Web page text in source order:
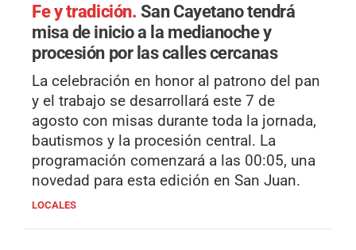
Fe y tradición. San Cayetano tendrá
misa de inicio a la medianoche y
procesión por las calles cercanas
La celebración en honor al patrono del pan
y el trabajo se desarrollará este 7 de
agosto con misas durante toda la jornada,
bautismos y la procesión central. La
programación comenzará a las 00:05, una
novedad para esta edición en San Juan.
LOCALES